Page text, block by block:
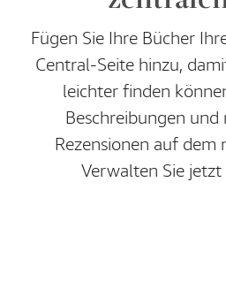
Fügen Sie Ihre Bücher
Central-Seite hinzu,
leichter finden
Beschreibungen
Rezensionen auf dem
Verwalten Sie jetzt